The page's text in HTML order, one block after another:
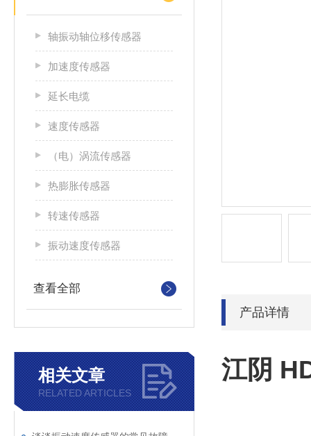
轴振动轴位移传感器
加速度传感器
延长电缆
速度传感器
（电）涡流传感器
热膨胀传感器
转速传感器
振动速度传感器
查看全部
相关文章
RELATED ARTICLES
产品详情
江阴